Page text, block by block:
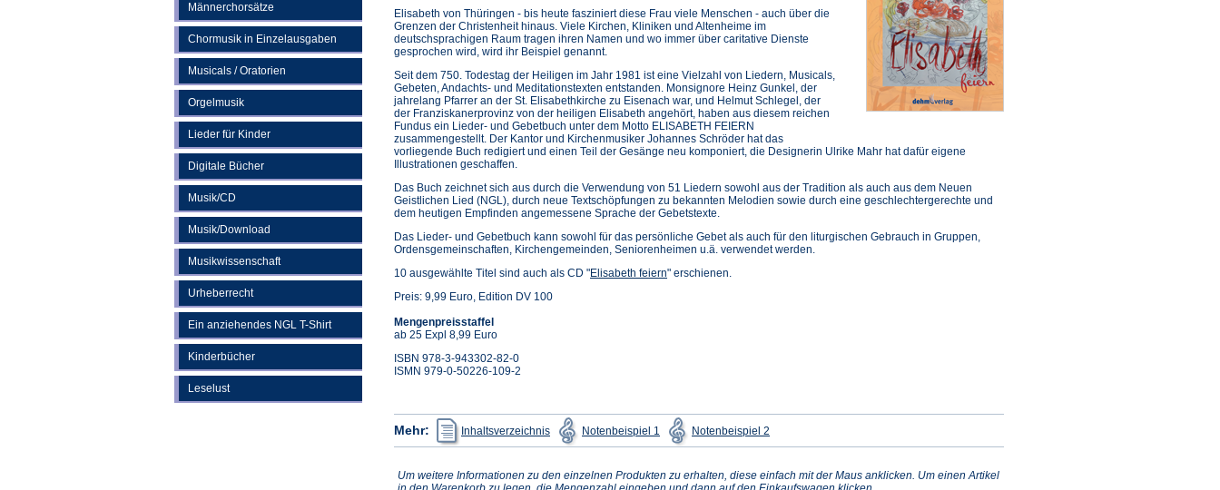
Männerchorsätze
Chormusik in Einzelausgaben
Musicals / Oratorien
Orgelmusik
Lieder für Kinder
Digitale Bücher
Musik/CD
Musik/Download
Musikwissenschaft
Urheberrecht
Ein anziehendes NGL T-Shirt
Kinderbücher
Leselust
Elisabeth von Thüringen - bis heute fasziniert diese Frau viele Menschen - auch über die
Grenzen der Christenheit hinaus. Viele Kirchen, Kliniken und Altenheime im
deutschsprachigen Raum tragen ihren Namen und wo immer über caritative Dienste
gesprochen wird, wird ihr Beispiel genannt.
Seit dem 750. Todestag der Heiligen im Jahr 1981 ist eine Vielzahl von Liedern, Musicals,
Gebeten, Andachts- und Meditationstexten entstanden. Monsignore Heinz Gunkel, der
jahrelang Pfarrer an der St. Elisabethkirche zu Eisenach war, und Helmut Schlegel, der
der Franziskanerprovinz von der heiligen Elisabeth angehört, haben aus diesem reichen
Fundus ein Lieder- und Gebetbuch unter dem Motto ELISABETH FEIERN
zusammengestellt. Der Kantor und Kirchenmusiker Johannes Schröder hat das
vorliegende Buch redigiert und einen Teil der Gesänge neu komponiert, die Designerin Ulrike Mahr hat dafür eigene
Illustrationen geschaffen.
Das Buch zeichnet sich aus durch die Verwendung von 51 Liedern sowohl aus der Tradition als auch aus dem Neuen
Geistlichen Lied (NGL), durch neue Textschöpfungen zu bekannten Melodien sowie durch eine geschlechtergerechte und
dem heutigen Empfinden angemessene Sprache der Gebetstexte.
Das Lieder- und Gebetbuch kann sowohl für das persönliche Gebet als auch für den liturgischen Gebrauch in Gruppen,
Ordensgemeinschaften, Kirchengemeinden, Seniorenheimen u.ä. verwendet werden.
10 ausgewählte Titel sind auch als CD "Elisabeth feiern" erschienen.
Preis: 9,99 Euro, Edition DV 100
Mengenpreisstaffel
ab 25 Expl 8,99 Euro
ISBN 978-3-943302-82-0
ISMN 979-0-50226-109-2
Mehr: Inhaltsverzeichnis
(Öffnet
in
einem
Tab)
Notenbeispiel 1
(Öffnet
in
einem
Tab)
Notenbeispiel 2in
einem
Tab)
Um weitere Informationen zu den einzelnen Produkten zu erhalten, diese einfach mit der Maus anklicken. Um einen Artikel